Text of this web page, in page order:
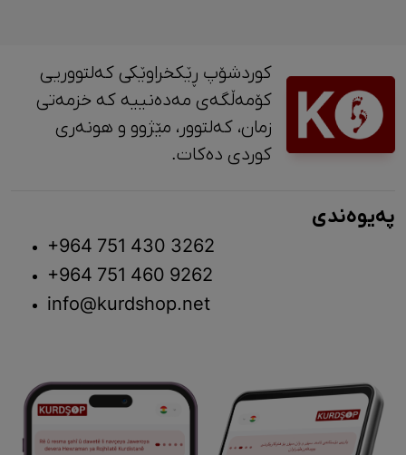
کوردشۆپ ڕێکخراوێکی کەلتووریی
کۆمەڵگەی مەدەنییە کە خزمەتی
زمان، کەلتوور، مێژوو و ‎هونەری
کوردی دەکات.
پەیوەندی
+964 751 430 3262
+964 751 460 9262
info@kurdshop.net